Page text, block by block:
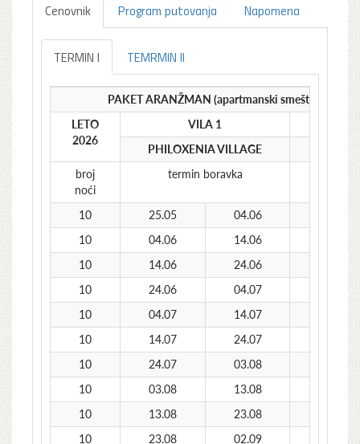
Cenovnik Program putovanja Napomena
TERMIN I TEMRMIN II
PAKET ARANŽMAN (apartmanski smeštaj i
LETO
2026
VILA 1
PHILOXENIA VILLAGE
broj
noći
termin boravka
10 25.05 04.06
10
04.06 14.06
10
14.06 24.06
10
24.06 04.07
10
04.07 14.07
10
14.07 24.07
10
24.07 03.08
10
03.08 13.08
10
13.08 23.08
10
23.08 02.09